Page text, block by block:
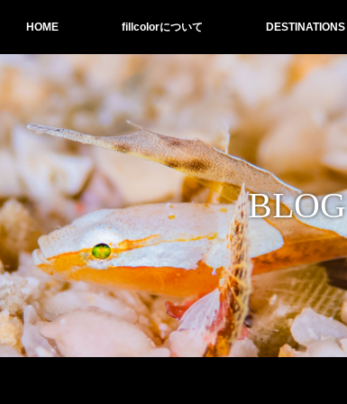
HOME fillcolorについて DESTINATIONS
BLOG